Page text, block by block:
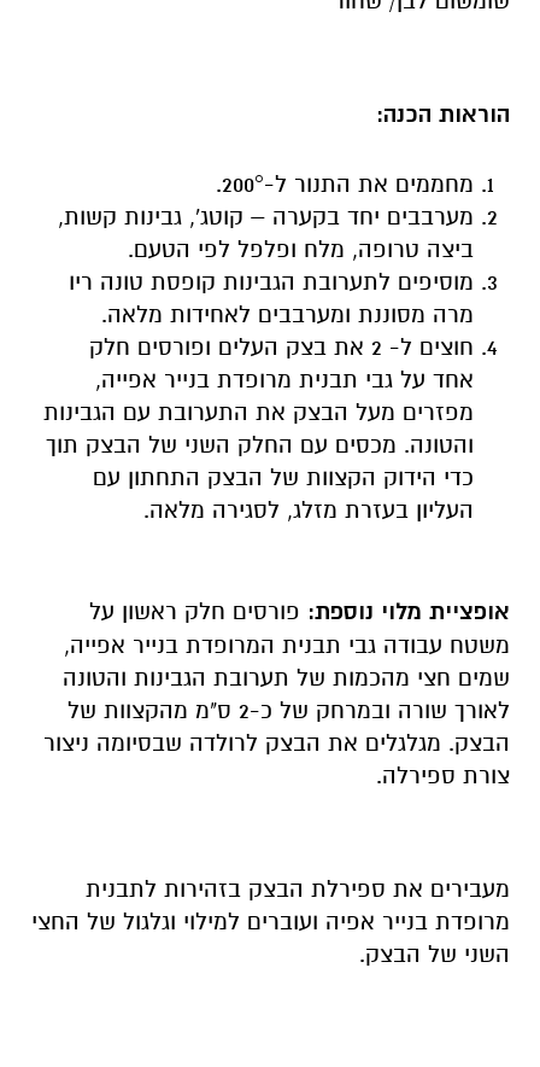
הוראות הכנה:
מחממים את התנור ל-200°.
מערבבים יחד בקערה – קוטג', גבינות קשות,
ביצה טרופה, מלח ופלפל לפי הטעם.
מוסיפים לתערובת הגבינות קופסת טונה ריו
מרה מסוננת ומערבבים לאחידות מלאה.
חוצים ל- 2 את בצק העלים ופורסים חלק
אחד על גבי תבנית מרופדת בנייר אפייה,
מפזרים מעל הבצק את התערובת עם הגבינות
והטונה. מכסים עם החלק השני של הבצק תוך
כדי הידוק הקצוות של הבצק התחתון עם
העליון בעזרת מזלג, לסגירה מלאה.
אופציית מלוי נוספת: פורסים חלק ראשון על
משטח עבודה גבי תבנית המרופדת בנייר אפייה,
שמים חצי מהכמות של תערובת הגבינות והטונה
לאורך שורה ובמרחק של כ-2 ס"מ מהקצוות של
הבצק. מגלגלים את הבצק לרולדה שבסיומה ניצור
צורת ספירלה.
מעבירים את ספירלת הבצק בזהירות לתבנית
מרופדת בנייר אפיה ועוברים למילוי וגלגול של החצי
השני של הבצק.